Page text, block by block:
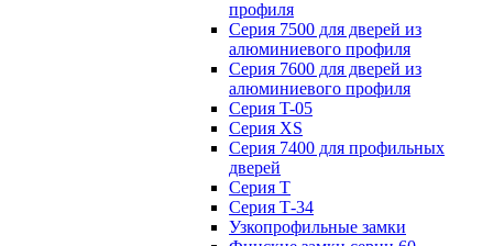
профиля
Серия 7500 для дверей из
алюминиевого профиля
Серия 7600 для дверей из
алюминиевого профиля
Серия T-05
Серия XS
Серия 7400 для профильных
дверей
Серия Т
Серия Т-34
Узкопрофильные замки